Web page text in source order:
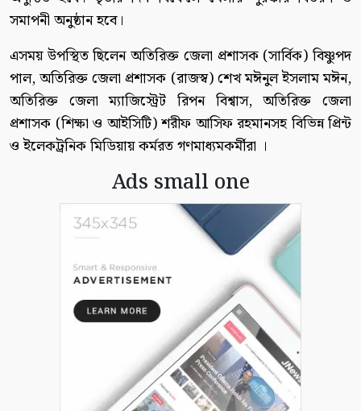
সমাপনী অনুষ্ঠান হবে।
এসময় উপস্থিত ছিলেন অতিরিক্ত জেলা প্রশাসক (সার্বিক) বিষ্ণুপদ
পাল, অতিরিক্ত জেলা প্রশাসক (রাজস্ব) শেখ মঈনুল ইসলাম মঈন,
অতিরিক্ত জেলা ম্যাজিস্ট্রেট রিপন বিশ্বাস, অতিরিক্ত জেলা
প্রশাসক (শিক্ষা ও আইসিটি) শরীফ আসিফ রহমানসহ বিভিন্ন প্রিন্ট
ও ইলেকট্রনিক মিডিয়ায় কর্মরত গণমাধ্যমকর্মীরা ।
Ads small one